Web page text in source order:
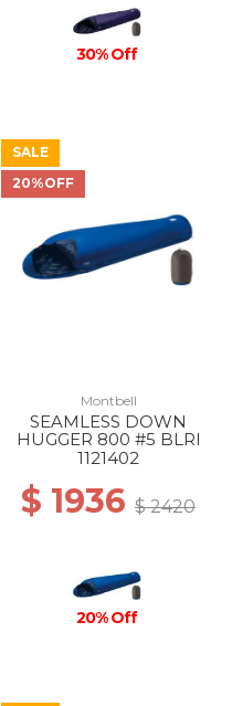
30% Off
SALE
20%OFF
Montbell
SEAMLESS DOWN
HUGGER 800 #5 BLRI
1121402
$ 1936 $ 2420
20% Off